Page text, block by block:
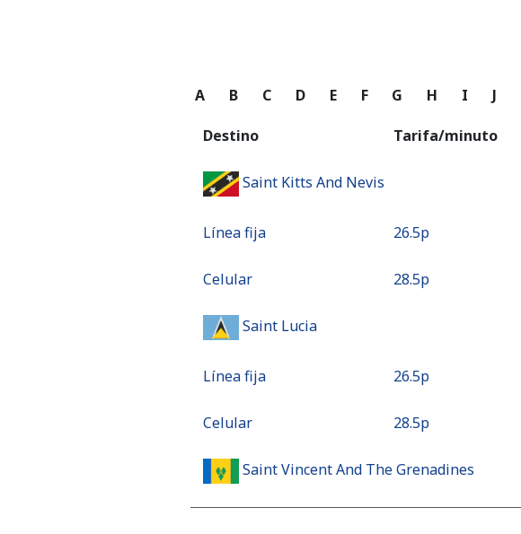
A B C D E F G H I J
Destino Tarifa/minuto
Saint Kitts And Nevis
Línea fija ⁦26.5p⁩
Celular ⁦28.5p⁩
Saint Lucia
Línea fija ⁦26.5p⁩
Celular ⁦28.5p⁩
Saint Vincent And The Grenadines